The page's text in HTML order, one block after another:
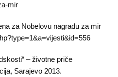
mir
za Nobelovu nagradu za mir
– životne priče
Sarajevo 2013.